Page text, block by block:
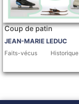
Coup de patin
JEAN-MARIE LEDUC
Faits-vécus
Historique